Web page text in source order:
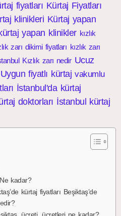
fiyatları Kürtaj Fiyatları
klinikleri Kürtaj yapan
yapan klinikler kızlık
zarı dikimi fiyatları kızlık zarı
Kızlık zarı nedir Ucuz
Uygun fiyatlı kürtaj vakumlu
İstanbul'da kürtaj
doktorları İstanbul kürtaj
kadar?
kürtaj fiyatları Beşiktaş’de